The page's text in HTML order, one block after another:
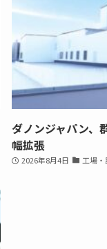
ダノンジャパン、
幅拡張
2026年8月4日 工場